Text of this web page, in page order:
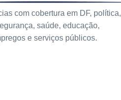
com cobertura em DF, política,
saúde, educação,
e serviços públicos.